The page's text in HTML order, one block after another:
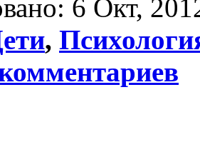
6 Окт,
,